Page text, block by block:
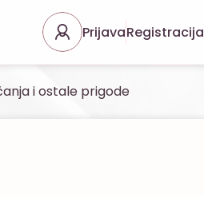
PrijavaRegistracija
i ostale prigode